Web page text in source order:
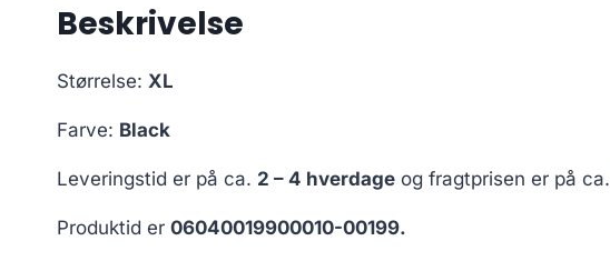
Beskrivelse
Størrelse: XL
Farve: Black
Leveringstid er på ca. 2 – 4 hverdage og fragtprisen er på ca.
Produktid er 06040019900010-00199.